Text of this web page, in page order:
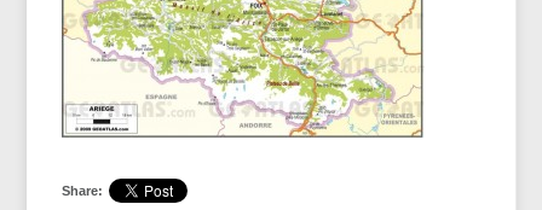
Share: